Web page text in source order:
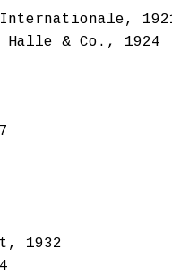
& Co., 1924
1932